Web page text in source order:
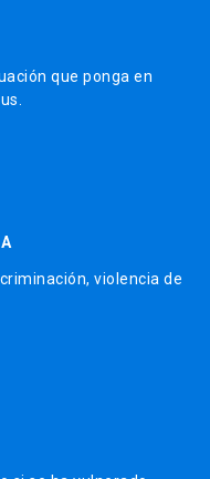
que ponga en
violencia de